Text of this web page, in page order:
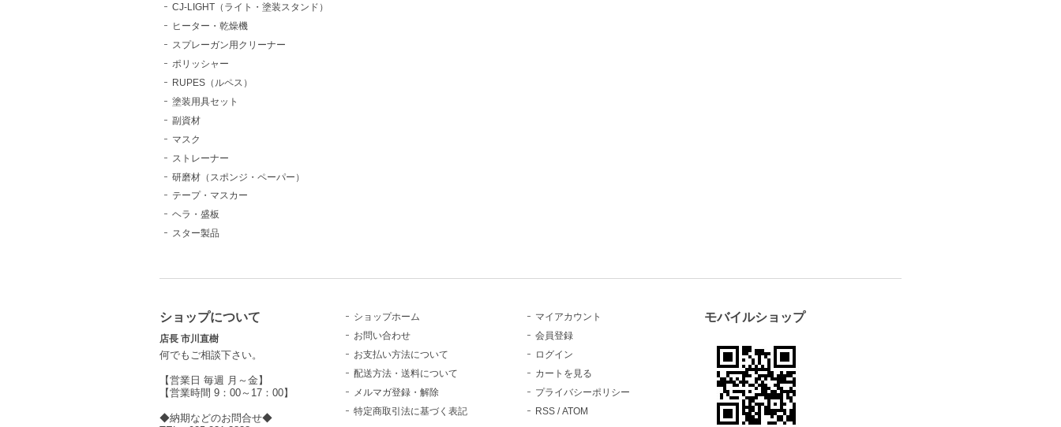
CJ-LIGHT（ライト・塗装スタンド）
ヒーター・乾燥機
スプレーガン用クリーナー
ポリッシャー
RUPES（ルペス）
塗装用具セット
副資材
マスク
ストレーナー
研磨材（スポンジ・ペーパー）
テープ・マスカー
ヘラ・盛板
スター製品
ショップについて
店長 市川直樹
何でもご相談下さい。
【営業日 毎週 月～金】
【営業時間 9：00～17：00】
◆納期などのお問合せ◆
ショップホーム
お問い合わせ
お支払い方法について
配送方法・送料について
メルマガ登録・解除
特定商取引法に基づく表記
マイアカウント
会員登録
ログイン
カートを見る
プライバシーポリシー
RSS /ATOM
モバイルショップ